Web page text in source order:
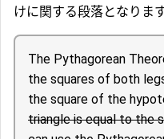
けに関する段落となりま
The Pythagorean
the squares of both
the square of the
triangle is equal to the